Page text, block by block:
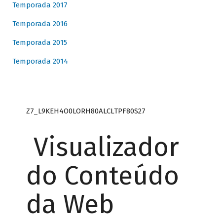
Temporada 2017
Temporada 2016
Temporada 2015
Temporada 2014
Z7_L9KEH4O0LORH80ALCLTPF80S27
Visualizador
do Conteúdo
da Web